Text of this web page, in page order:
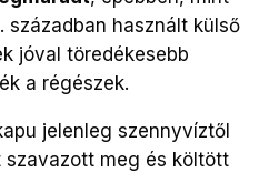
században használt külső
jóval töredékesebb
a régészek.
jelenleg szennyvíztől
szavazott meg és költött